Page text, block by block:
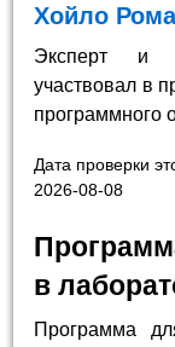
Хойло
Эксперт и
участвовал в
программного
Дата проверки
2026-08-08
в
Программа